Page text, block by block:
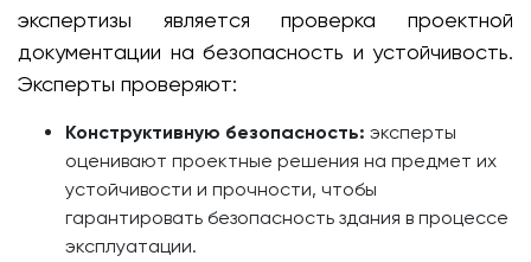
экспертизы является проверка проектной
документации на безопасность и устойчивость.
Эксперты проверяют:
Конструктивную безопасность: эксперты
оценивают проектные решения на предмет их
устойчивости и прочности, чтобы
гарантировать безопасность здания в процессе
эксплуатации.